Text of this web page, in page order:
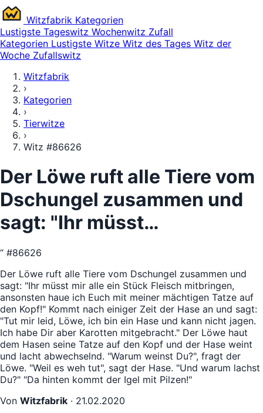
Witzfabrik Kategorien
Lustigste Tageswitz Wochenwitz Zufall
Kategorien Lustigste Witze Witz des Tages Witz der
Woche Zufallswitz
Witzfabrik
›
Kategorien
›
Tierwitze
›
Witz #86626
Der Löwe ruft alle Tiere vom
Dschungel zusammen und
sagt: "Ihr müsst…
“ #86626
Der Löwe ruft alle Tiere vom Dschungel zusammen und
sagt: "Ihr müsst mir alle ein Stück Fleisch mitbringen,
ansonsten haue ich Euch mit meiner mächtigen Tatze auf
den Kopf!" Kommt nach einiger Zeit der Hase an und sagt:
"Tut mir leid, Löwe, ich bin ein Hase und kann nicht jagen.
Ich habe Dir aber Karotten mitgebracht." Der Löwe haut
dem Hasen seine Tatze auf den Kopf und der Hase weint
und lacht abwechselnd. "Warum weinst Du?", fragt der
Löwe. "Weil es weh tut", sagt der Hase. "Und warum lachst
Du?" "Da hinten kommt der Igel mit Pilzen!"
Von Witzfabrik · 21.02.2020